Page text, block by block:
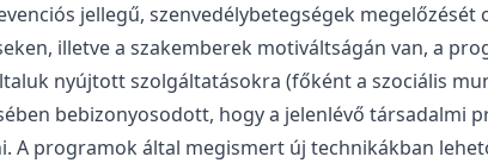
jellegű, szenvedélybetegségek
illetve a szakemberek motiváltságán van, a
nyújtott szolgáltatásokra (főként a szociális
bebizonyosodott, hogy a jelenlévő társadalmi
programok által megismert új technikákban